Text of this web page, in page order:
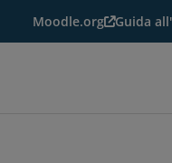
Moodle.org Guida